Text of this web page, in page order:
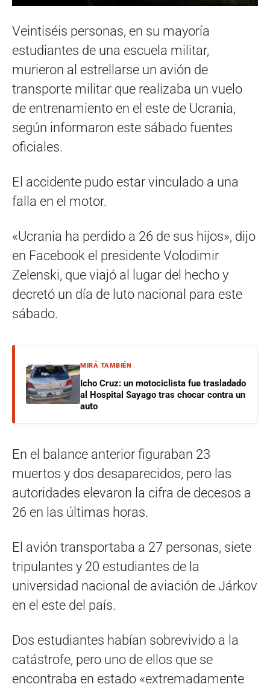
Veintiséis personas, en su mayoría
estudiantes de una escuela militar,
murieron al estrellarse un avión de
transporte militar que realizaba un vuelo
de entrenamiento en el este de Ucrania,
según informaron este sábado fuentes
oficiales.
El accidente pudo estar vinculado a una
falla en el motor.
«Ucrania ha perdido a 26 de sus hijos», dijo
en Facebook el presidente Volodimir
Zelenski, que viajó al lugar del hecho y
decretó un día de luto nacional para este
sábado.
MIRÁ TAMBIÉN
Icho Cruz: un motociclista fue trasladado
al Hospital Sayago tras chocar contra un
auto
En el balance anterior figuraban 23
muertos y dos desaparecidos, pero las
autoridades elevaron la cifra de decesos a
26 en las últimas horas.
El avión transportaba a 27 personas, siete
tripulantes y 20 estudiantes de la
universidad nacional de aviación de Járkov
en el este del país.
Dos estudiantes habían sobrevivido a la
catástrofe, pero uno de ellos que se
encontraba en estado «extremadamente